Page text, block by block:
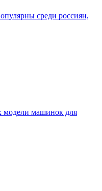
среди россиян,
модели машинок для